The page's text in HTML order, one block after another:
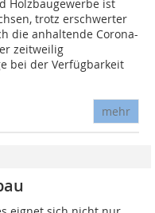
Holzbaugewerbe ist
trotz erschwerter
die anhaltende Corona-
zeitweilig
bei der Verfügbarkeit
mehr